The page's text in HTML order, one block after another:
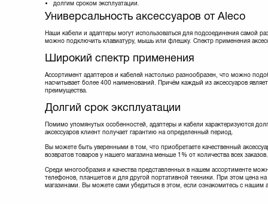
Lapara(5)
Manhattan(9)
Maxxter
Maxxtro(3)
Nomi (20)
Noname (1)
Optima (1)
Ozaki
PATRON (13)
PowerPlant
(35)
REAL-EL(9)
Samsung(3)
Sven(8)
долгим сроком эксплуатации.
Универсальность аксессуаров от Aleco
Наши кабели и адаптеры могут использоваться для подсоединения самой
можно подключить клавиатуру, мышь или флешку. Спектр применения
Широкий спектр применения
Ассортимент адаптеров и кабелей настолько разнообразен, что можно
насчитывает более 400 наименований. Причём каждый из аксессуаров
преимущества.
Долгий срок эксплуатации
Помимо упомянутых особенностей, адаптеры и кабели характеризуются
аксессуаров клиент получает гарантию на определенный период.
Вы можете быть уверенными в том, что приобретаете качественный
возвратов товаров у нашего магазина меньше 1% от количества всех заказов.
Среди многообразия и качества представленных в нашем ассортименте
телефонов, планшетов и для другой портативной техники. При этом цена
магазинами. Вы можете сами убедиться в этом, если ознакомитесь с нашим